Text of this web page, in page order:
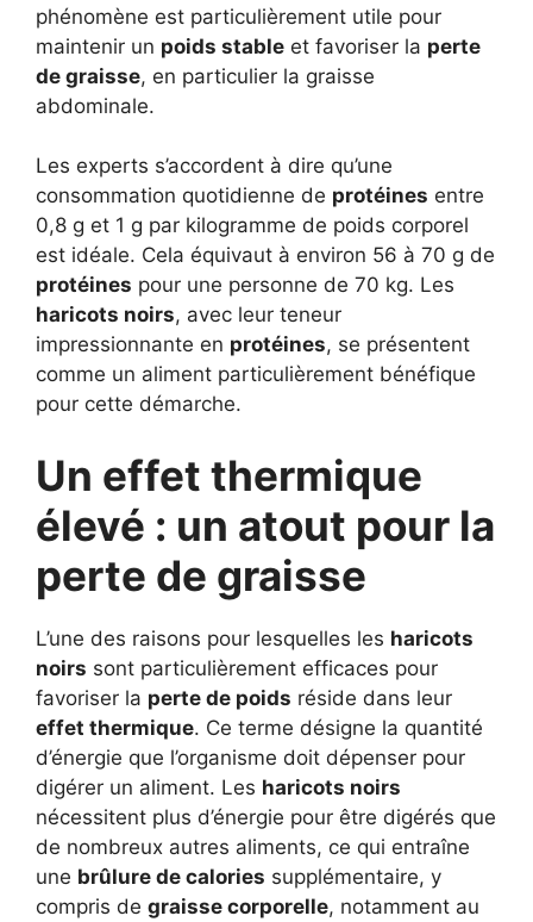
phénomène est particulièrement utile pour
maintenir un poids stable et favoriser la perte
de graisse, en particulier la graisse
abdominale.
Les experts s’accordent à dire qu’une
consommation quotidienne de protéines entre
0,8 g et 1 g par kilogramme de poids corporel
est idéale. Cela équivaut à environ 56 à 70 g de
protéines pour une personne de 70 kg. Les
haricots noirs, avec leur teneur
impressionnante en protéines, se présentent
comme un aliment particulièrement bénéfique
pour cette démarche.
Un effet thermique
élevé : un atout pour la
perte de graisse
L’une des raisons pour lesquelles les haricots
noirs sont particulièrement efficaces pour
favoriser la perte de poids réside dans leur
effet thermique. Ce terme désigne la quantité
d’énergie que l’organisme doit dépenser pour
digérer un aliment. Les haricots noirs
nécessitent plus d’énergie pour être digérés que
de nombreux autres aliments, ce qui entraîne
une brûlure de calories supplémentaire, y
compris de graisse corporelle, notamment au